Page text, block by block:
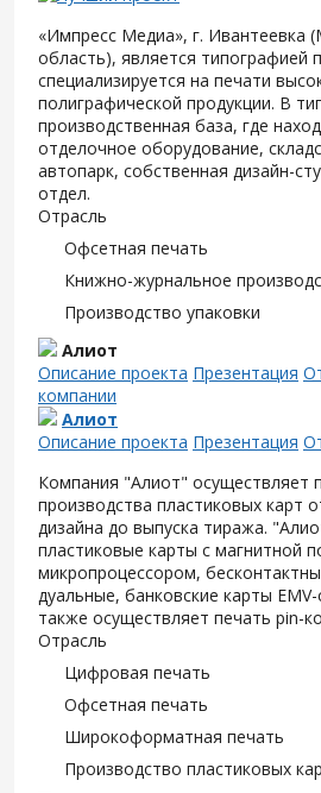
«Импресс Медиа», г. Ивантеевка
область), является типографией
специализируется на печати
полиграфической продукции. В
производственная база, где
отделочное оборудование,
автопарк, собственная дизайн-
отдел.
Отрасль
Офсетная печать
Книжно-журнальное
Производство упаковки
Алиот
Описание проекта Презентация
компании
Алиот
Описание проекта Презентация
Компания "Алиот" осуществляет
производства пластиковых карт
дизайна до выпуска тиража.
пластиковые карты с магнитной
микропроцессором,
дуальные, банковские карты
также осуществляет печать pin-
Отрасль
Цифровая печать
Офсетная печать
Широкоформатная печать
Производство пластиковых